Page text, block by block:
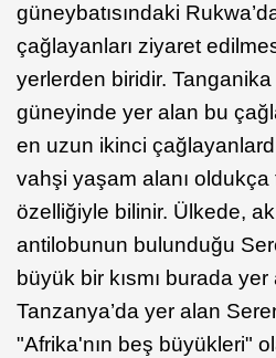
güneybatısındaki
çağlayanları ziyaret
yerlerden biridir. Tanganika
güneyinde yer alan bu
en uzun ikinci
vahşi yaşam alanı
özelliğiyle bilinir. Ülkede,
antilobunun bulunduğu
büyük bir kısmı burada yer
Tanzanya’da yer alan
"Afrika'nın beş büyükleri"